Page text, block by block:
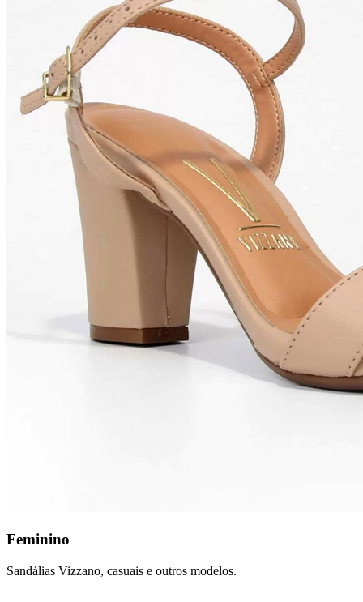
Feminino
Sandálias Vizzano, casuais e outros modelos.